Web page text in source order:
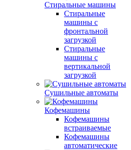
Стиральные машины
Стиральные
машины с
фронтальной
загрузкой
Стиральные
машины с
вертикальной
загрузкой
Сушильные автоматы
Кофемашины
Кофемашины
встраиваемые
Кофемашины
автоматические